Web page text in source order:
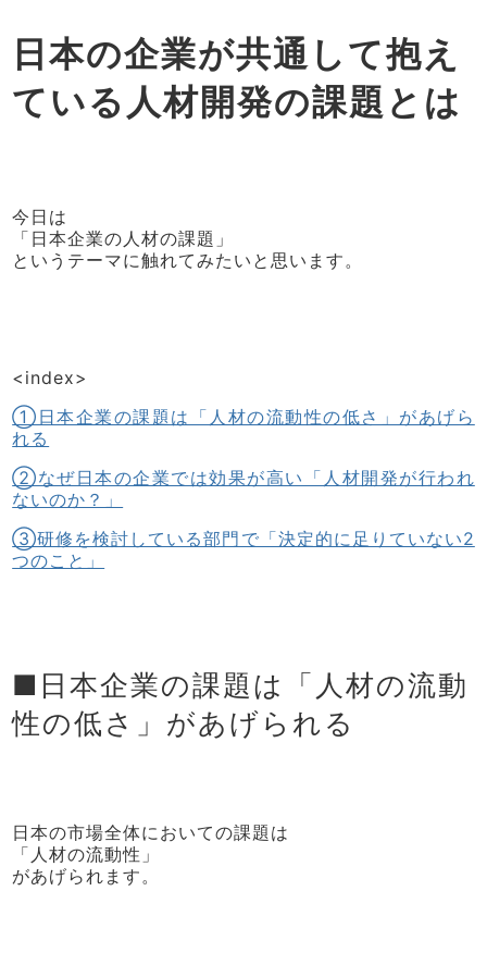
日本の企業が共通して抱え
ている人材開発の課題とは
今日は
「日本企業の人材の課題」
というテーマに触れてみたいと思います。
<index>
①日本企業の課題は「人材の流動性の低さ」があげら
れる
②なぜ日本の企業では効果が高い「人材開発が行われ
ないのか？」
③研修を検討している部門で「決定的に足りていない2
つのこと」
■日本企業の課題は「人材の流動
性の低さ」があげられる
日本の市場全体においての課題は
「人材の流動性」
があげられます。